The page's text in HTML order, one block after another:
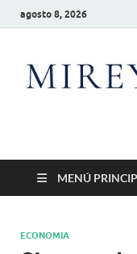
agosto 8, 2026
MENÚ
ECONOMIA